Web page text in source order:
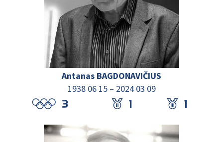
Antanas BAGDONAVIČIUS
1938 06 15 – 2024 03 09